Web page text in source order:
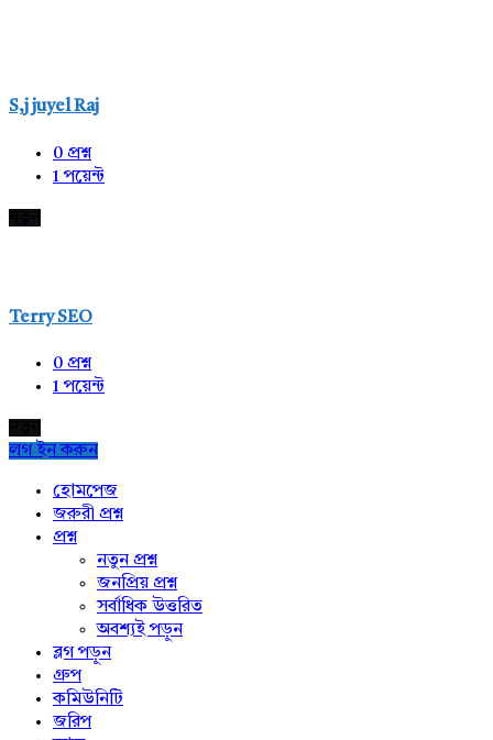
S,j juyel Raj
0 প্রশ্ন
1পয়েন্ট
Terry SEO
0 প্রশ্ন
1পয়েন্ট
লগ ইন করুন
Exploreহোমপেজ
জরুরী প্রশ্ন
প্রশ্ন
নতুন প্রশ্ন
জনপ্রিয় প্রশ্ন
সর্বাধিক উত্তরিত
অবশ্যই পড়ুন
ব্লগ পড়ুন
গ্রুপ
কমিউনিটি
জরিপ